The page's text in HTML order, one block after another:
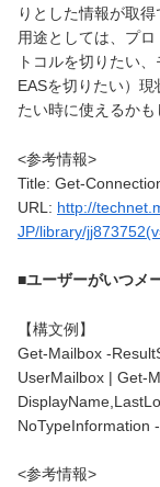
りとした情報が取得
用途としては、プ
トコルを切りたい
EASを切りたい）
たい時に使えるかも
<参考情報>
Title: Get-
URL: http://
JP/library/
■ユーザーがいつメ
【構文例】
Get-Mailbox -
UserMailbox | Get-
NoTypeInformation
<参考情報>